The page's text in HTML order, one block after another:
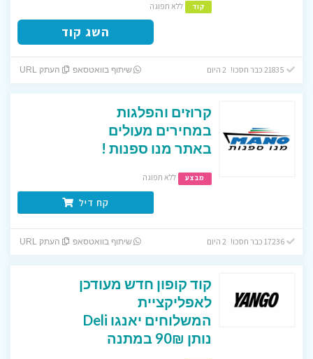
קוד ללא תפוגה
השג קוד
שיתוף בוואטסאפ העתק URL
קרוזים והפלגות
במחירים מעולים
באתר מנו ספנות !
מבצע ללא תפוגה
קח דיל
17236 כבר חסכו! 2 היום שיתוף בוואטסאפ העתק URL
קוד קופון חדש מעודכן
לאפליקציית
המשלוחים יאנגו Deli
נותן 90₪ במתנה